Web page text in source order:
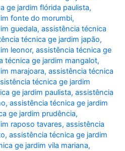
ge jardim flórida paulista,
fonte do morumbi,
guedala,assistência técnica
técnica ge jardim japão,
leonor,assistência técnica ge
técnica ge jardim mangalot,
marajoara,assistência técnica
técnica ge jardim
ge jardim paulista,assistência
,assistência técnica ge jardim
ge jardim prudência,
raposo tavares,assistência
,assistência técnica ge jardim
ge jardim vila mariana,